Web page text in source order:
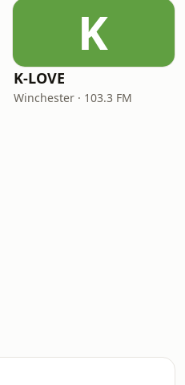
K
K-LOVE
Winchester · 103.3 FM